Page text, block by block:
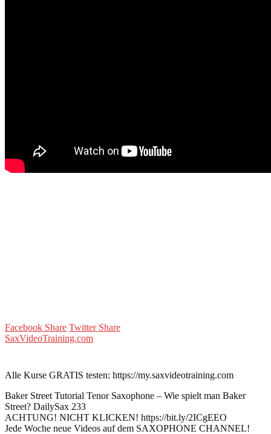
Facebook Share Twitter Share
SaxVideoTraining.com
Alle Kurse GRATIS testen: https://my.saxvideotraining.com
Baker Street Tutorial Tenor Saxophone – Wie spielt man Baker
Street? DailySax 233
ACHTUNG! NICHT KLICKEN! https://bit.ly/2ICgEEO
Jede Woche neue Videos auf dem SAXOPHONE CHANNEL!